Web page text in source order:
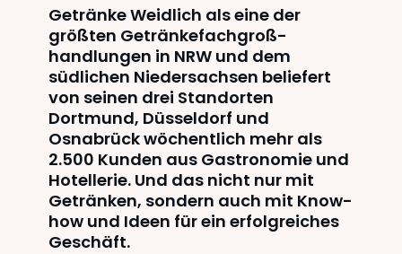
Getränke Weidlich als eine der
größten Getränke­fach­groß­
handlungen in NRW und dem
südlichen Niedersachsen beliefert
von seinen drei Standorten
Dortmund, Düsseldorf und
Osnabrück wöchentlich mehr als
2.500 Kunden aus Gastronomie und
Hotellerie. Und das nicht nur mit
Getränken, sondern auch mit Know-
how und Ideen für ein erfolgreiches
Geschäft.